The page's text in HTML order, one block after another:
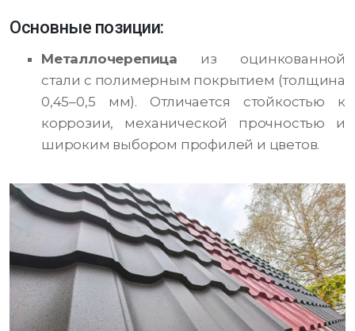
Основные позиции:
Металлочерепица из оцинкованной
стали с полимерным покрытием (толщина
0,45–0,5 мм). Отличается стойкостью к
коррозии, механической прочностью и
широким выбором профилей и цветов.